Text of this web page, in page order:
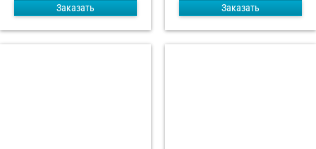
Заказать Заказать